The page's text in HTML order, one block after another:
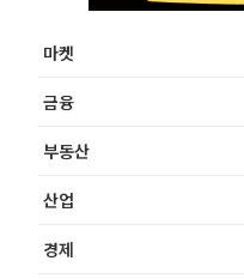
마켓
금융
부동산
산업
경제